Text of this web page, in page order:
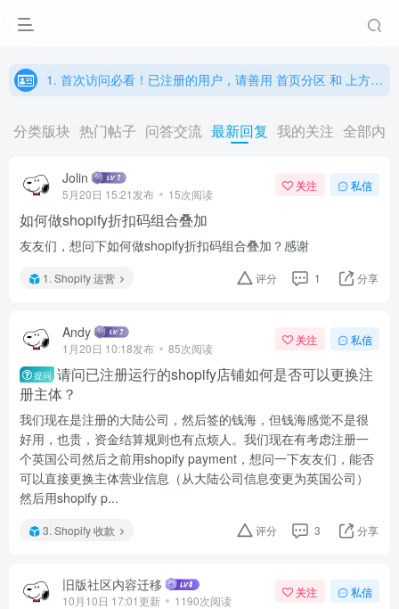
1. 首次访问必看！已注册的用户，请善用 首页分区 和 上方搜索功能 输入关键词后回车
1. 首次访问必看！已注册的用户，请善用 首页分区 和 上方搜索功能 输入关键词后回车
分类版块 热门帖子 问答交流 最新回复 我的关注 全部内容
Jolin
5月20日 15:21发布 15次阅读
关注 私信
如何做shopify折扣码组合叠加
友友们，想问下如何做shopify折扣码组合叠加？感谢
1. Shopify 运营 评分 1 分享
Andy
1月20日 10:18发布 85次阅读
关注 私信
提问 请问已注册运行的shopify店铺如何是否可以更换注
册主体？
我们现在是注册的大陆公司，然后签的钱海，但钱海感觉不是很
好用，也贵，资金结算规则也有点烦人。我们现在有考虑注册一
个英国公司然后之前用shopify payment，想问一下友友们，能否
可以直接更换主体营业信息（从大陆公司信息变更为英国公司）
然后用shopify p...
3. Shopify 收款 评分 3 分享
旧版社区内容迁移
10月10日 17:01更新 1190次阅读
关注 私信